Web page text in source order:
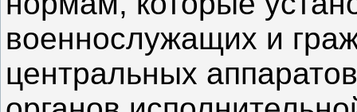
военнослужащих и
центральных